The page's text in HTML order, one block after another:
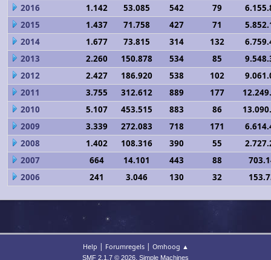
2016
1.142 53.085 542 79
2015
1.437 71.758 427 71
2014
1.677 73.815 314 132
2013
2.260 150.878 534 85
2012
2.427 186.920 538 102
2011
3.755 312.612 889 177
2010
5.107 453.515 883 86
2009
3.339 272.083 718 171
2008
1.402 108.316 390 55
2007
664 14.101 443 88
2006
241 3.046 130 32
Help | Forumregels| Omhoog ▲
SMF 2.1.7 © 2026, Simple Machines